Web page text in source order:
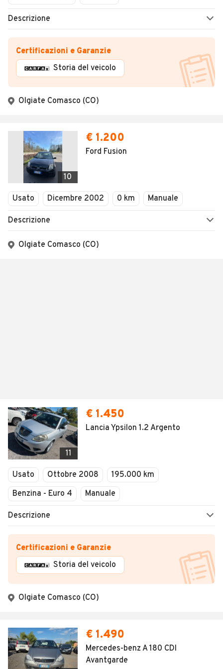
Descrizione
Certificazioni e Garanzie
Storia del veicolo
Olgiate Comasco (CO)
10
€ 1.200
Ford Fusion
Usato Dicembre 2002 0 km Manuale
Descrizione
Olgiate Comasco (CO)
11
€ 1.450
Lancia Ypsilon 1.2 Argento
Usato Ottobre 2008
195.000 km
Benzina - Euro 4
Manuale
Descrizione
Certificazioni e Garanzie
Storia del veicolo
Olgiate Comasco (CO)
€ 1.490
Mercedes-benz A 180 CDI
Avantgarde